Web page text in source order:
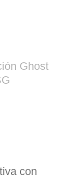
Ghost
con